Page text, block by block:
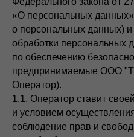
«О персональных
о персональных данных) и
обработки персональных
по обеспечению
предпринимаемые ООО
Оператор).
1.1. Оператор ставит
и условием
соблюдение прав и